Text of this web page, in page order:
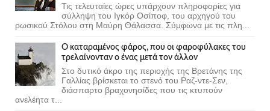
Τις τελευταίες ώρες υπάρχουν πληροφορίες για
σύλληψη του Ιγκόρ Οσίποφ, του αρχηγού του
ρωσικού Στόλου στη Μαύρη Θάλασσα. Σύμφωνα με τις πλη...
Ο καταραμένος φάρος, που οι φαροφύλακες του
τρελαίνονταν ο ένας μετά τον άλλον
Στο δυτικό άκρο της περιοχής της Βρετάνης της
Γαλλίας βρίσκεται το στενό του Ραζ-ντε-Σεν,
διάσπαρτο βραχονησίδες που τις κτυπούν
ανελέητα τ...